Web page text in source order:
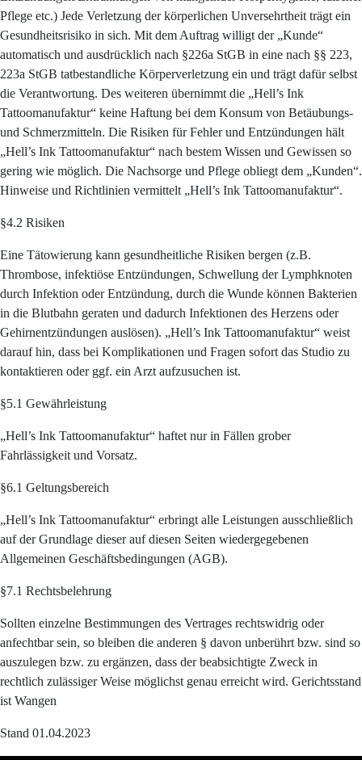
Pflege etc.) Jede Verletzung der körperlichen Unversehrtheit trägt ein
Gesundheitsrisiko in sich. Mit dem Auftrag willigt der „Kunde“
automatisch und ausdrücklich nach §226a StGB in eine nach §§ 223,
223a StGB tatbestandliche Körperverletzung ein und trägt dafür selbst
die Verantwortung. Des weiteren übernimmt die „Hell’s Ink
Tattoomanufaktur“ keine Haftung bei dem Konsum von Betäubungs-
und Schmerzmitteln. Die Risiken für Fehler und Entzündungen hält
„Hell’s Ink Tattoomanufaktur“ nach bestem Wissen und Gewissen so
gering wie möglich. Die Nachsorge und Pflege obliegt dem „Kunden“.
Hinweise und Richtlinien vermittelt „Hell’s Ink Tattoomanufaktur“.
§4.2 Risiken
Eine Tätowierung kann gesundheitliche Risiken bergen (z.B.
Thrombose, infektiöse Entzündungen, Schwellung der Lymphknoten
durch Infektion oder Entzündung, durch die Wunde können Bakterien
in die Blutbahn geraten und dadurch Infektionen des Herzens oder
Gehirnentzündungen auslösen). „Hell’s Ink Tattoomanufaktur“ weist
darauf hin, dass bei Komplikationen und Fragen sofort das Studio zu
kontaktieren oder ggf. ein Arzt aufzusuchen ist.
§5.1 Gewährleistung
„Hell’s Ink Tattoomanufaktur“ haftet nur in Fällen grober
Fahrlässigkeit und Vorsatz.
§6.1 Geltungsbereich
„Hell’s Ink Tattoomanufaktur“ erbringt alle Leistungen ausschließlich
auf der Grundlage dieser auf diesen Seiten wiedergegebenen
Allgemeinen Geschäftsbedingungen (AGB).
§7.1 Rechtsbelehrung
Sollten einzelne Bestimmungen des Vertrages rechtswidrig oder
anfechtbar sein, so bleiben die anderen § davon unberührt bzw. sind so
auszulegen bzw. zu ergänzen, dass der beabsichtigte Zweck in
rechtlich zulässiger Weise möglichst genau erreicht wird. Gerichtsstand
ist Wangen
Stand 01.04.2023